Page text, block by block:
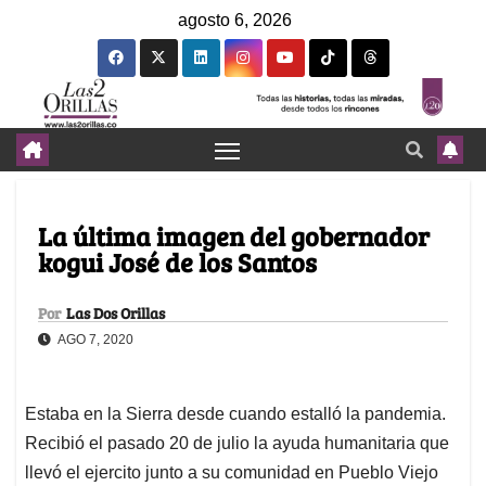
agosto 6, 2026
La última imagen del gobernador
kogui José de los Santos
Por Las Dos Orillas
AGO 7, 2020
Estaba en la Sierra desde cuando estalló la pandemia.
Recibió el pasado 20 de julio la ayuda humanitaria que
llevó el ejercito junto a su comunidad en Pueblo Viejo